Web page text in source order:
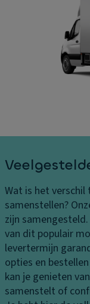
e
er
g
s
k
o
st
e
n
K
e
n
L
a
k
H
a
n
d
s
kt
r
o
ni
s
c
h
e
tr
a
Wat is het verschil
samenstellen?
zijn
van dit populair
levertermijn
opties en
kan je genieten
samenstelt of